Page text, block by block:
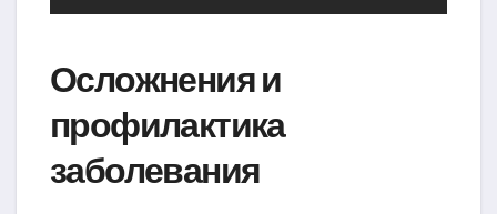
Осложнения и
профилактика
заболевания